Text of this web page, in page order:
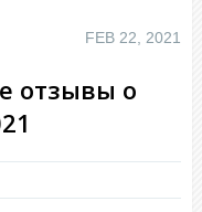
FEB 22, 2021
отзывы о